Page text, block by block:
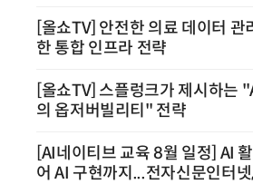
[올쇼TV] 안전한 의료 데이터 관
한 통합 인프라 전략
[올쇼TV] 스플렁크가 제시하는
의 옵저버빌리티" 전략
[AI네이티브 교육 8월 일정] AI
어 AI 구현까지...전자신문인터